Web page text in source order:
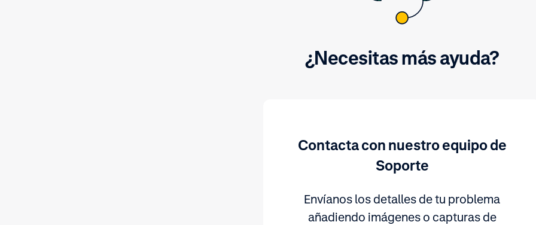
¿Necesitas más ayuda?
Contacta con nuestro equipo de
Soporte
Envíanos los detalles de tu problema
añadiendo imágenes o capturas de